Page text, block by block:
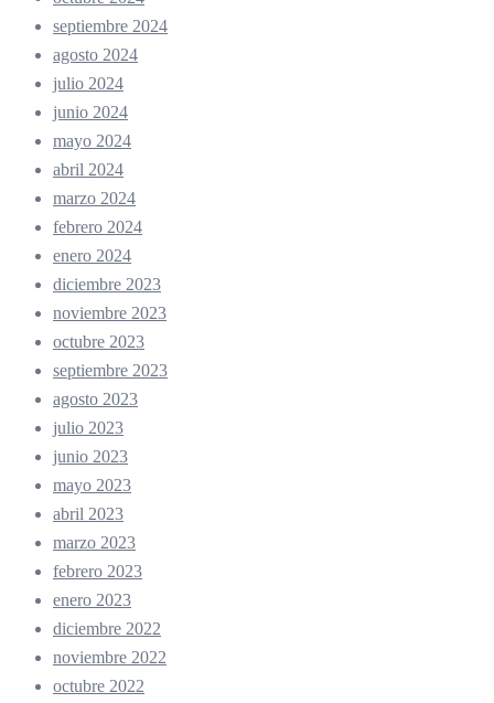
septiembre 2024
agosto 2024
julio 2024
junio 2024
mayo 2024
abril 2024
marzo 2024
febrero 2024
enero 2024
diciembre 2023
noviembre 2023
octubre 2023
septiembre 2023
agosto 2023
julio 2023
junio 2023
mayo 2023
abril 2023
marzo 2023
febrero 2023
enero 2023
diciembre 2022
noviembre 2022
octubre 2022